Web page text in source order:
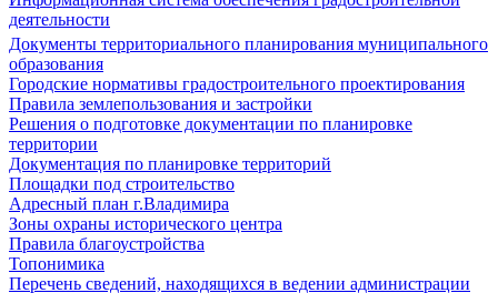
деятельности
Документы территориального планирования муниципального
образования
Городские нормативы градостроительного проектирования
Правила землепользования и застройки
Решения о подготовке документации по планировке
территории
Документация по планировке территорий
Площадки под строительство
Адресный план г.Владимира
Зоны охраны исторического центра
Правила благоустройства
Топонимика
Перечень сведений, находящихся в ведении администрации